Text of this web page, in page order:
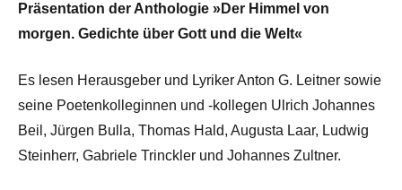
Präsentation der Anthologie »Der Himmel von
morgen. Gedichte über Gott und die Welt«
Es lesen Herausgeber und Lyriker Anton G. Leitner sowie
seine Poetenkolleginnen und -kollegen Ulrich Johannes
Beil, Jürgen Bulla, Thomas Hald, Augusta Laar, Ludwig
Steinherr, Gabriele Trinckler und Johannes Zultner.